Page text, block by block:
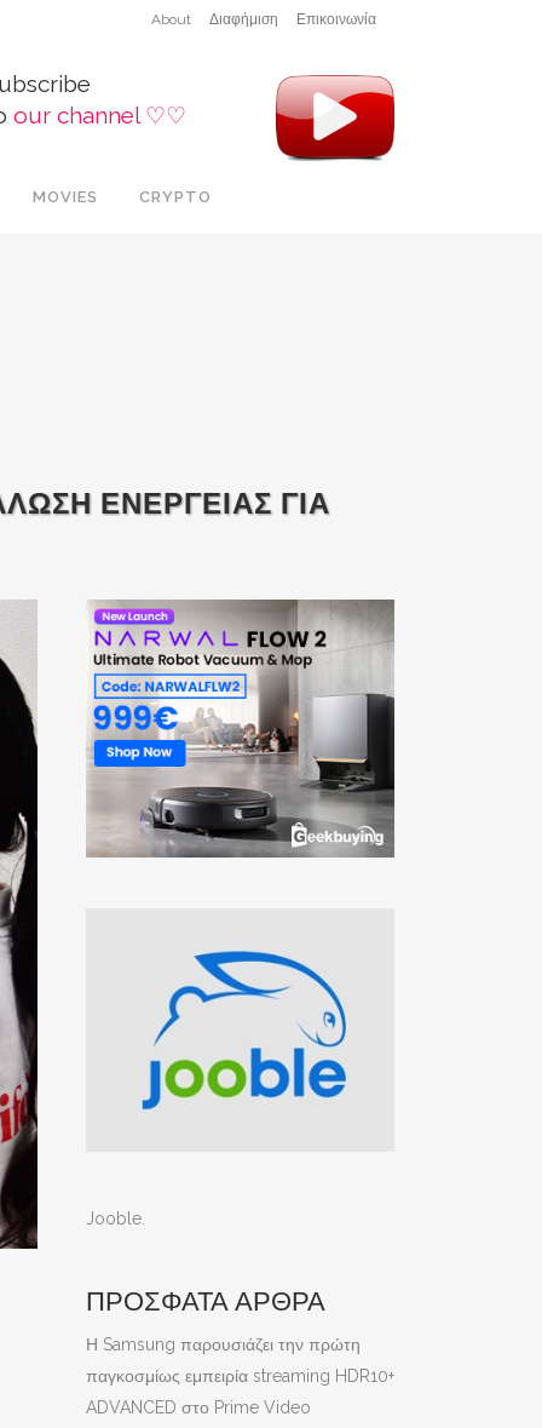
About Διαφήμιση Επικοινωνία
our channel ♡♡
MOVIES CRYPTO
ΕΝΕΡΓΕΙΑΣ ΓΙΑ
Jooble
ΠΡΟΣΦΑΤΑ ΑΡΘΡΑ
Η Samsung παρουσιάζει την πρώτη
παγκοσμίως εμπειρία streaming HDR10+
ADVANCED στο Prime Video